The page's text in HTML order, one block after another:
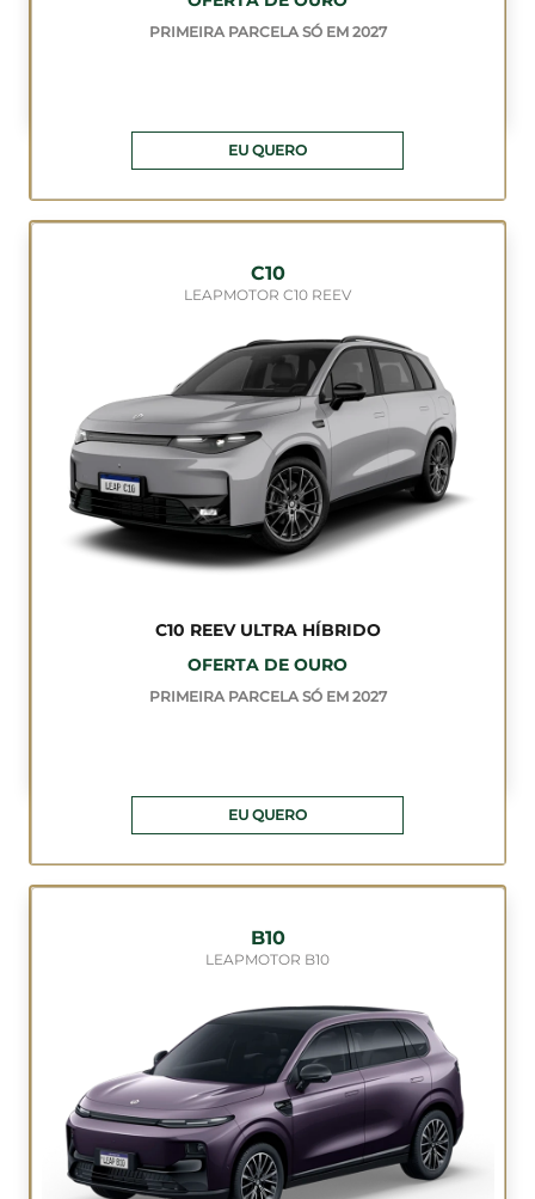
PRIMEIRA PARCELA SÓ EM 2027
EU QUERO
C10
LEAPMOTOR C10 REEV
C10 REEV ULTRA HÍBRIDO
OFERTA DE OURO
PRIMEIRA PARCELA SÓ EM 2027
EU QUERO
B10
LEAPMOTOR B10